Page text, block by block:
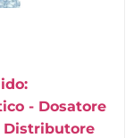
- Dosatore
Distributore